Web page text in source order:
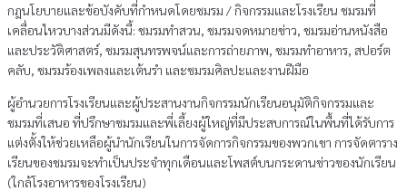
กฎนโยบายและข้อบังคับที่กําหนดโดยชมรม / กิจกรรมและโรงเรียน ชมรมที่
เคลื่อนไหวบางส่วนมีดังนี้: ชมรมทําสวน, ชมรมจดหมายข่าว, ชมรมอ่านหนังสือ
และประวัติศาสตร์, ชมรมสุนทรพจน์และการถ่ายภาพ, ชมรมทําอาหาร, สปอร์ต
คลับ, ชมรมร้องเพลงและเต้นรํา และชมรมศิลปะและงานฝีมือ
ผู้อํานวยการโรงเรียนและผู้ประสานงานกิจกรรมนักเรียนอนุมัติกิจกรรมและ
ชมรมที่เสนอ ที่ปรึกษาชมรมและพี่เลี้ยงผู้ใหญ่ที่มีประสบการณ์ในพื้นที่ได้รับการ
แต่งตั้งให้ช่วยเหลือผู้นํานักเรียนในการจัดการกิจกรรมของพวกเขา การจัดตาราง
เรียนของชมรมจะทําเป็นประจําทุกเดือนและโพสต์บนกระดานข่าวของนักเรียน
(ใกล้โรงอาหารของโรงเรียน)